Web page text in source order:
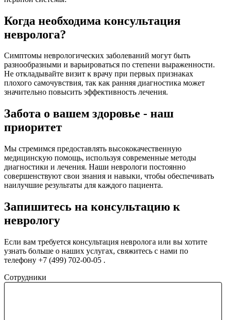
Когда необходима консультация
невролога?
Симптомы неврологических заболеваний могут быть
разнообразными и варьироваться по степени выраженности.
Не откладывайте визит к врачу при первых признаках
плохого самочувствия, так как ранняя диагностика может
значительно повысить эффективность лечения.
Забота о вашем здоровье - наш
приоритет
Мы стремимся предоставлять высококачественную
медицинскую помощь, используя современные методы
диагностики и лечения. Наши неврологи постоянно
совершенствуют свои знания и навыки, чтобы обеспечивать
наилучшие результаты для каждого пациента.
Запишитесь на консультацию к
неврологу
Если вам требуется консультация невролога или вы хотите
узнать больше о наших услугах, свяжитесь с нами по
телефону +7 (499) 702-00-05 .
Сотрудники